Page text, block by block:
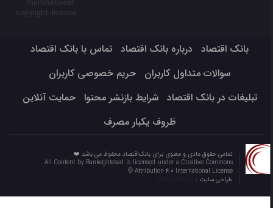
بانک اقتصاد درباره بانک اقتصاد
تماس با بانک اقتصاد
سوالات متداول کاربران
حریم خصوصی کاربران
تبلیغات در بانک اقتصاد
شرایط بازنشر محتوا
حمایت آنلاین
ظروف یکبار مصرف
تمامی حقوق مادی و معنوی برای بانک‌اقتصاد محفوظ می باشد ❤️
All Content by Bankeghtesad is licensed under a Creative Commons
Attribution 4.0 International License ©️
طراحی سایت :